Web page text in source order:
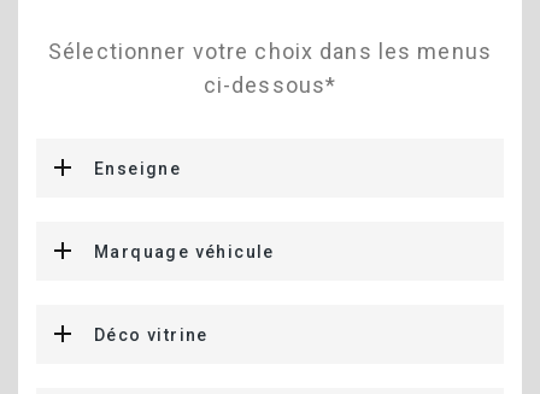
Sélectionner votre choix dans les menus
ci-dessous*
Enseigne
Marquage véhicule
Déco vitrine